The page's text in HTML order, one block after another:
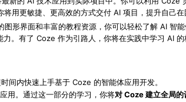
用更敏捷、更高效的方式交付 AI 项目，提升自己在
图形界面和丰富的教程资源，你可以轻松了解 AI 智
。有了 Coze 作为引路人，你将在实践中学习 AI 的
间内快速上手基于 Coze 的智能体应用开发。
用。通过这一部分的学习，你将对 Coze 建立全局